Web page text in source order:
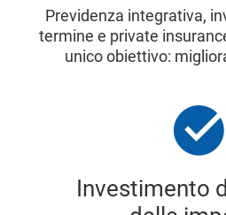
Previdenza integrativa,
termine e private
unico obiettivo:
Investimento